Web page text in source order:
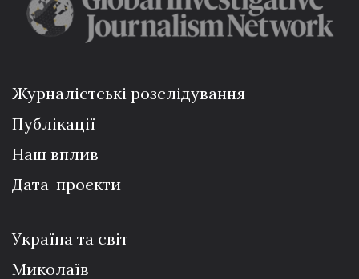
Журналістські розслідування
Публікації
Наш вплив
Дата-проєкти
Україна та світ
Миколаїв